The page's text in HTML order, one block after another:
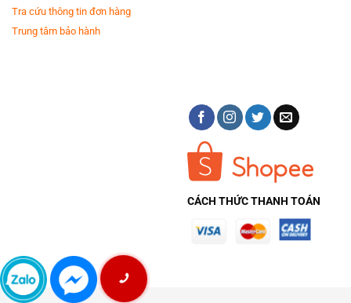
điều chỉnh công suất vận hành linh hoạt, giảm tiếng ồn
và tiêu thụ điện năng đáng kể.- Đảm bảo vận hành ổn định và bền bỉ, phù
hợp cho nhu cầu sử dụng liên tục của gia đình.
Tra cứu thông tin đơn hàng
Trung tâm bảo hành
CÁCH THỨC THANH TOÁN